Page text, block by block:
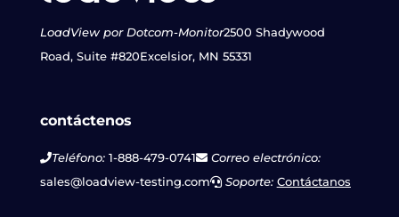
LoadView por Dotcom-Monitor2500 Shadywood
Road, Suite #820Excelsior, MN 55331
contáctenos
Teléfono:1-888-479-0741
Correo electrónico:
sales@loadview-testing.com
Soporte: Contáctanos